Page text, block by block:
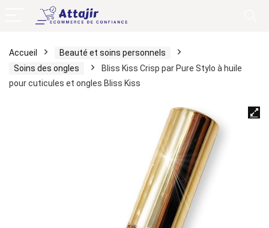
Accueil
Beauté et soins personnels
Soins des ongles
Bliss Kiss Crisp par Pure Stylo à huile
pour cuticules et ongles Bliss Kiss